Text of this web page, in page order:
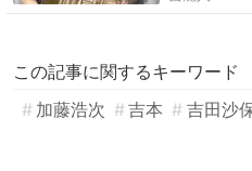
この記事に関するキーワード
加藤浩次
吉本 吉田沙